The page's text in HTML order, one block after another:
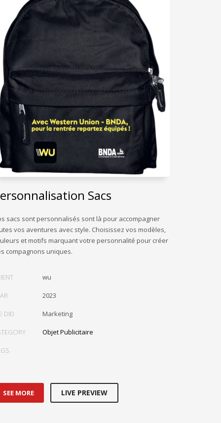
Sacs
sacs sont personnalisés sont là pour accompagner
vos aventures avec style. Choisissez vos modèles,
et motifs marquant votre personnalité pour créer
compagnons uniques.
wu
2023
DID Marketing
Objet Publicitaire
SEE MORE LIVE PREVIEW